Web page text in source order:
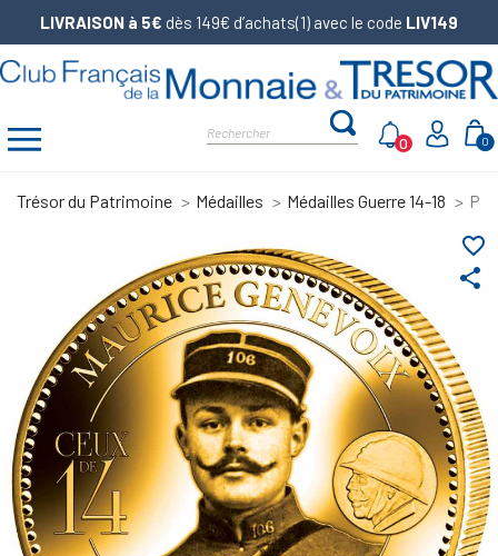
LIVRAISON à 5€ dès 149€ d’achats(1) avec le code LIV149
0
0
Trésor du Patrimoine Médailles Médailles Guerre 14-18
share
favorite_border